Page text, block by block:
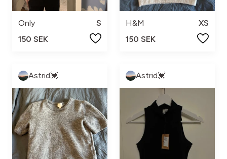
Only
S
150 SEK
H&M
XS
150 SEK
Astrid💓 Astrid💓